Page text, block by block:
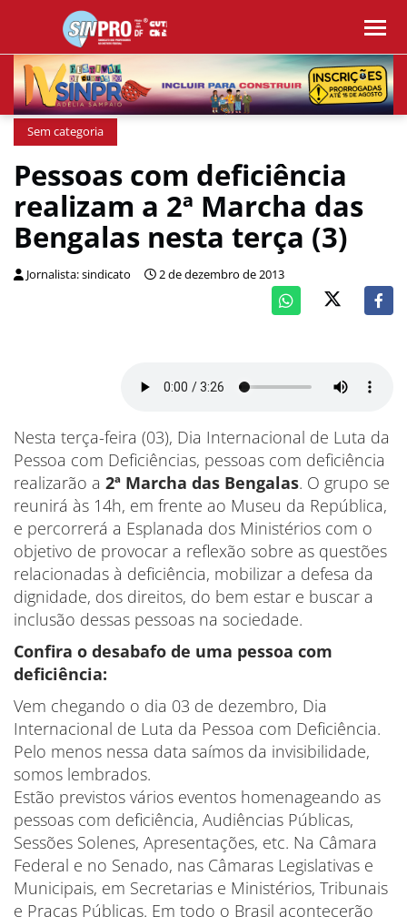
Sem categoria
Pessoas com deficiência
realizam a 2ª Marcha das
Bengalas nesta terça (3)
Jornalista: sindicato 2 de dezembro de 2013
Nesta terça-feira (03), Dia Internacional de Luta da
Pessoa com Deficiências, pessoas com deficiência
realizarão a 2ª Marcha das Bengalas. O grupo se
reunirá às 14h, em frente ao Museu da República,
e percorrerá a Esplanada dos Ministérios com o
objetivo de provocar a reflexão sobre as questões
relacionadas à deficiência, mobilizar a defesa da
dignidade, dos direitos, do bem estar e buscar a
inclusão dessas pessoas na sociedade.
Confira o desabafo de uma pessoa com
deficiência:
Vem chegando o dia 03 de dezembro, Dia
Internacional de Luta da Pessoa com Deficiência.
Pelo menos nessa data saímos da invisibilidade,
somos lembrados.
Estão previstos vários eventos homenageando as
pessoas com deficiência, Audiências Públicas,
Sessões Solenes, Apresentações, etc. Na Câmara
Federal e no Senado, nas Câmaras Legislativas e
Municipais, em Secretarias e Ministérios, Tribunais
e Praças Públicas. Em todo o Brasil acontecerão